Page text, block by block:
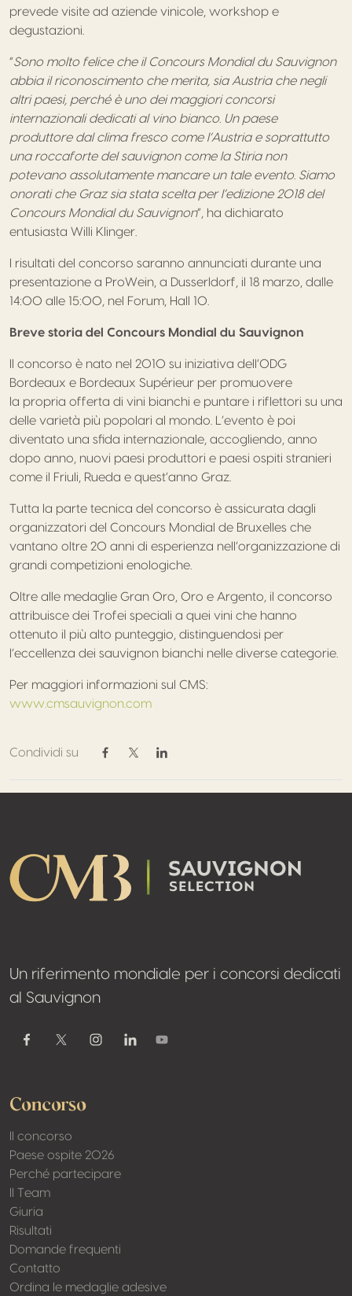
prevede visite ad aziende vinicole, workshop e
degustazioni.
“Sono molto felice che il Concours Mondial du Sauvignon
abbia il riconoscimento che merita, sia Austria che negli
altri paesi, perché è uno dei maggiori concorsi
internazionali dedicati al vino bianco. Un paese
produttore dal clima fresco come l’Austria e soprattutto
una roccaforte del sauvignon come la Stiria non
potevano assolutamente mancare un tale evento. Siamo
onorati che Graz sia stata scelta per l’edizione 2018 del
Concours Mondial du Sauvignon”, ha dichiarato
entusiasta Willi Klinger.
I risultati del concorso saranno annunciati durante una
presentazione a ProWein, a Dusserldorf, il 18 marzo, dalle
14:00 alle 15:00, nel Forum, Hall 10.
Breve storia del Concours Mondial du Sauvignon
Il concorso è nato nel 2010 su iniziativa dell’ODG
Bordeaux e Bordeaux Supérieur per promuovere
la propria offerta di vini bianchi e puntare i riflettori su una
delle varietà più popolari al mondo. L’evento è poi
diventato una sfida internazionale, accogliendo, anno
dopo anno, nuovi paesi produttori e paesi ospiti stranieri
come il Friuli, Rueda e quest’anno Graz.
Tutta la parte tecnica del concorso è assicurata dagli
organizzatori del Concours Mondial de Bruxelles che
vantano oltre 20 anni di esperienza nell’organizzazione di
grandi competizioni enologiche.
Oltre alle medaglie Gran Oro, Oro e Argento, il concorso
attribuisce dei Trofei speciali a quei vini che hanno
ottenuto il più alto punteggio, distinguendosi per
l’eccellenza dei sauvignon bianchi nelle diverse categorie.
Per maggiori informazioni sul CMS:
www.cmsauvignon.com
Condividi su
Condividi su Facebook
Condividi su Twitter / X
Condividi su Linkedin
Un riferimento mondiale per i concorsi dedicati
al Sauvignon
FacebookTwitter / XInstagramLinkedinYoutube
Concorso
Il concorso
Paese ospite 2026
Perché partecipare
Il Team
Giuria
Risultati
Domande frequenti
Contatto
Ordina le medaglie adesive